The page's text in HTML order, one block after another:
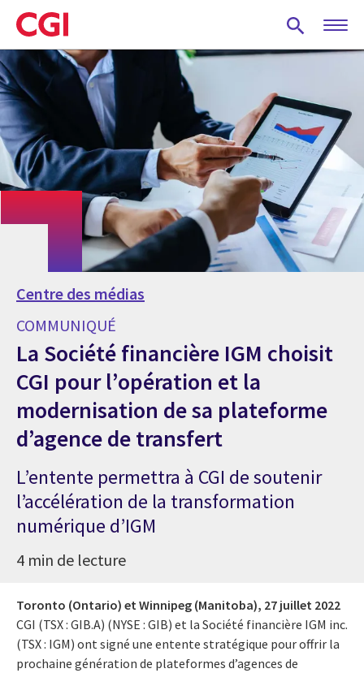
Skip
to
main
content
Centre des médias
COMMUNIQUÉ
La Société financière IGM choisit
CGI pour l’opération et la
modernisation de sa plateforme
d’agence de transfert
L’entente permettra à CGI de soutenir
l’accélération de la transformation
numérique d’IGM
4 min de lecture
Toronto (Ontario) et Winnipeg (Manitoba), 27 juillet 2022
CGI (TSX : GIB.A) (NYSE : GIB) et la Société financière IGM inc.
(TSX : IGM) ont signé une entente stratégique pour offrir la
prochaine génération de plateformes d’agences de